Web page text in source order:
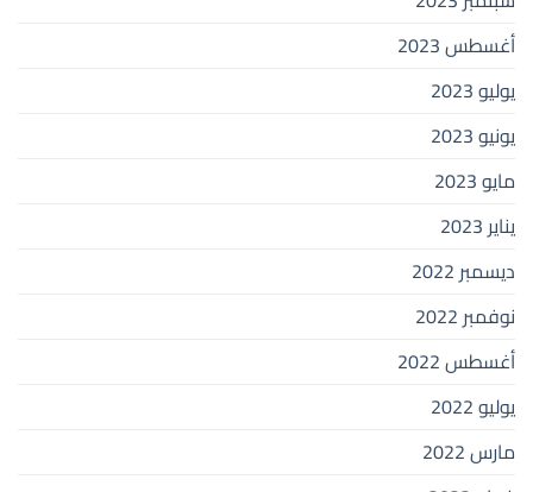
أغسطس 2023
يوليو 2023
يونيو 2023
مايو 2023
يناير 2023
ديسمبر 2022
نوفمبر 2022
أغسطس 2022
يوليو 2022
مارس 2022